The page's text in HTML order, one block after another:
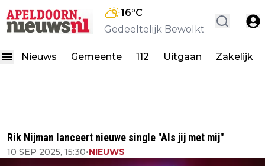
16°C
Gedeeltelijk Bewolkt
Nieuws Gemeente 112 Uitgaan Zakelijk
Rik Nijman lanceert nieuwe single "Als jij met mij"
10 SEP 2025, 15:30•NIEUWS